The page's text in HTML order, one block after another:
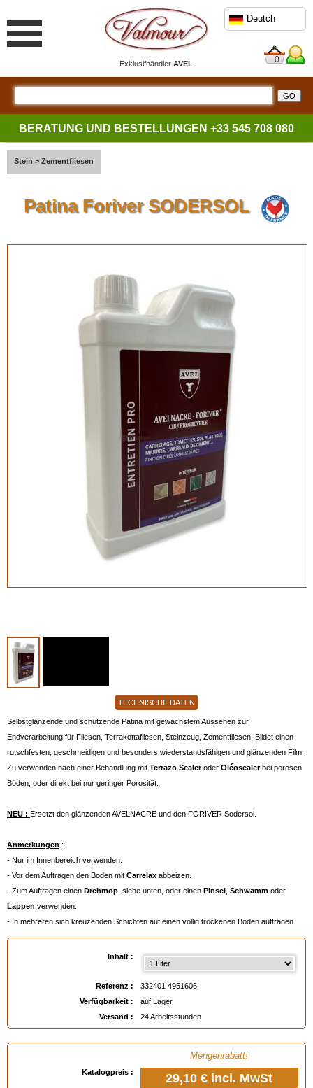
ExklusifhändlerAVEL
Deutch
0
BERATUNG UND BESTELLUNGEN +33 545 708 080
Stein > Zementfliesen
Patina Foriver SODERSOL
TECHNISCHE DATEN
Selbstglänzende und schützende Patina mit gewachstem Aussehen zur
Endverarbeitung für Fliesen, Terrakottafliesen, Steinzeug, Zementfliesen. Bildet einen
rutschfesten, geschmeidigen und besonders wiederstandsfähigen und glänzenden Film.
Zu verwenden nach einer Behandlung mit Terrazo Sealeroder Oléosealerbei porösen
Böden, oder direkt bei nur geringer Porosität.
NEU : Ersetzt den glänzenden AVELNACRE und den FORIVER Sodersol.
Anmerkungen :
- Nur im Innenbereich verwenden.
- Vor dem Auftragen den Boden mit Carrelax abbeizen.
- Zum Auftragen einen Drehmop , siehe unten, oder einen Pinsel Schwamm oder
Lappen verwenden.
- In mehreren sich kreuzenden Schichten auf einen völlig trockenen Boden auftragen.
- Zunehmender Glanz je nach Anzahl der Schichten.
- Verbrauch ca. 10 bis 15 m2/Liter/Schicht.
- Leichtes Entfernen mit dem untenstehendenAbbeizmittel Emulsionen AVEL
- Einfache Pflege ohne Abspülen mit dem untenstehenden
: 1 Liter, 5 Liter
Inhalt :
Referenz :
332401 4951606
Verfügbarkeit :
auf Lager
Versand :
24 Arbeitsstunden
Mengenrabatt!
Katalogpreis : 29,10 € incl. MwSt